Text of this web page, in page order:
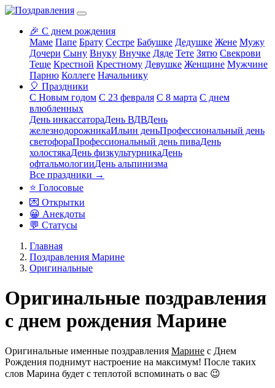
🎉 С днем рождения
Маме Папе Брату Сестре Бабушке Дедушке Жене Мужу
Дочери Сыну Внуку Внучке Дяде Тете Зятю Свекрови
Теще Крестной Крестному Девушке Женщине Мужчине
Парню Коллеге Начальнику
🎈 Праздники
С Новым годом С 23 февраля С 8 марта С днем
влюбленных
День инкассатораДень ВДВДень
железнодорожникаИльин деньПрофессиональный день
светофораПрофессиональный день пиваДень
холостякаДень физкультурникаДень
офтальмологииДень альпинизма
Все праздники →
⭐ Голосовые
💌 Открытки
😀 Анекдоты
💬 Статусы
Главная
Поздравления Марине
Оригинальные
Оригинальные поздравления
с днем рождения Марине
Оригинальные именные поздравления Марине с Днем
Рождения поднимут настроение на максимум! После таких
слов Марина будет с теплотой вспоминать о вас 😉